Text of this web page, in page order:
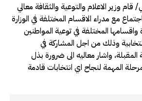
وزير الاعلام والتوعية والثقافة معالي
مع مدراء الاقسام المختلفة في الوزارة
واقسامها المختلفة في توعية المواطنين
وذلك من اجل المشاركة في
المقبلة، واشار معاليه الى ضرورة بذل